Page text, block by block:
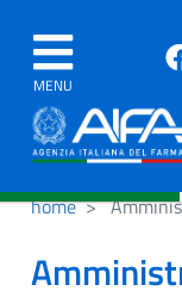
MENU
home